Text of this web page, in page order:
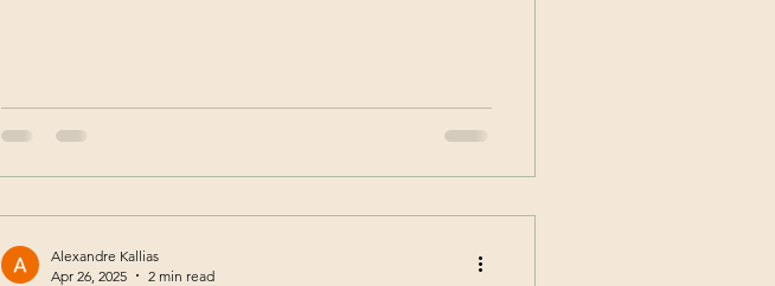
Alexandre Kallias
Apr 26, 2025
2 min read